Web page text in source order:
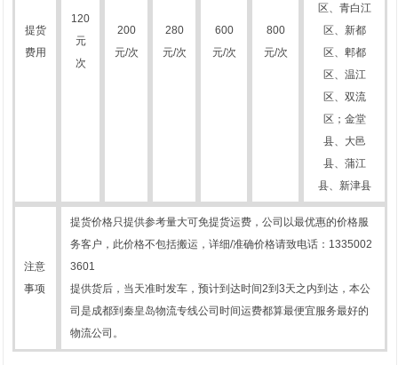
提货
费用
120
元
次
200
元/次
280
元/次
600
元/次
800
元/次
区、青白江
区、新都
区、郫都
区、温江
区、双流
区；金堂
县、大邑
县、蒲江
县、新津县
注意
事项
提货价格只提供参考量大可免提货运费，公司以最优惠的价格服
务客户，此价格不包括搬运，详细/准确价格请致电话：1335002
3601
提供货后，当天准时发车，预计到达时间2到3天之内到达，本公
司是成都到秦皇岛物流专线公司时间运费都算最便宜服务最好的
物流公司。